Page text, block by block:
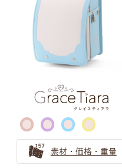
ブルー・ネイ
選び方
知性的な品のある、青色
ご紹介
クールビューティーなネ
素材・価格・重量